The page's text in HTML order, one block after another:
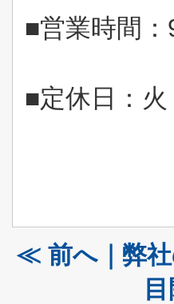
■営業時間：
■定休日：火
≪ 前へ｜弊